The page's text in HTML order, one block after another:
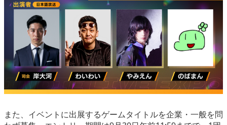
また、イベントに出展するゲームタイトルを企業・一般を問